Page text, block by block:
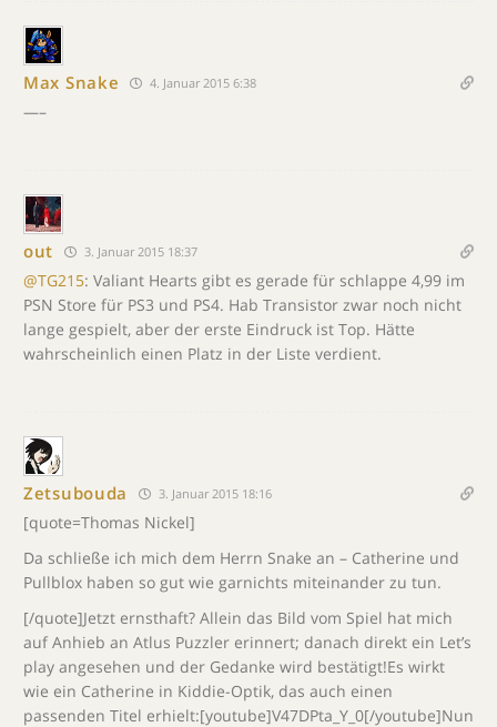
Max Snake 4. Januar 2015 6:38
—–
out 3. Januar 2015 18:37
@TG215: Valiant Hearts gibt es gerade für schlappe 4,99 im
PSN Store für PS3 und PS4. Hab Transistor zwar noch nicht
lange gespielt, aber der erste Eindruck ist Top. Hätte
wahrscheinlich einen Platz in der Liste verdient.
Zetsubouda 3. Januar 2015 18:16
[quote=Thomas Nickel]
Da schließe ich mich dem Herrn Snake an – Catherine und
Pullblox haben so gut wie garnichts miteinander zu tun.
[/quote]Jetzt ernsthaft? Allein das Bild vom Spiel hat mich
auf Anhieb an Atlus Puzzler erinnert; danach direkt ein Let’s
play angesehen und der Gedanke wird bestätigt!Es wirkt
wie ein Catherine in Kiddie-Optik, das auch einen
passenden Titel erhielt:[youtube]V47DPta_Y_0[/youtube]Nun